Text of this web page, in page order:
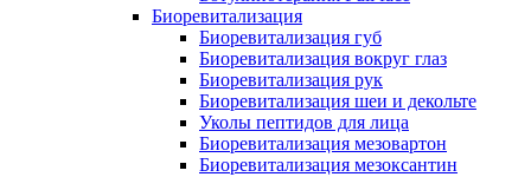
Биоревитализация
Биоревитализация губ
Биоревитализация вокруг глаз
Биоревитализация рук
Биоревитализация шеи и декольте
Уколы пептидов для лица
Биоревитализация мезовартон
Биоревитализация мезоксантин